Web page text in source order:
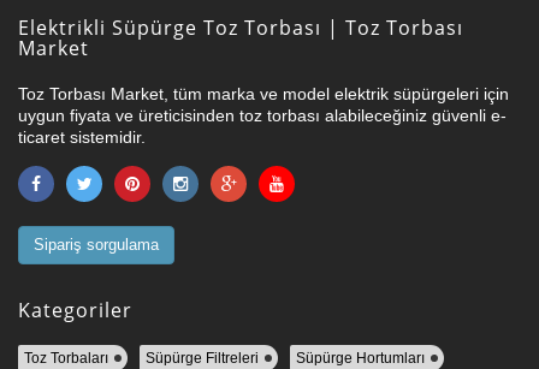
Elektrikli Süpürge Toz Torbası | Toz Torbası
Market
Toz Torbası Market, tüm marka ve model elektrik süpürgeleri için
uygun fiyata ve üreticisinden toz torbası alabileceğiniz güvenli e-
ticaret sistemidir.
Sipariş sorgulama
Kategoriler
Toz Torbaları Süpürge Filtreleri Süpürge Hortumları